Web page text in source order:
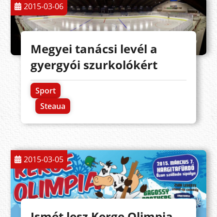
2015-03-06
Megyei tanácsi levél a
gyergyói szurkolókért
Sport
Steaua
2015-03-05